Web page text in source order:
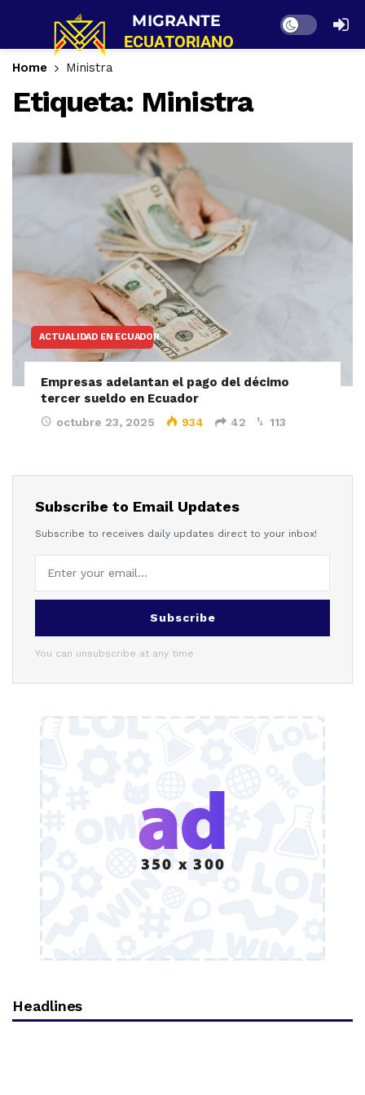
Dark mode
Home Ministra
Etiqueta: Ministra
ACTUALIDAD EN ECUADOR
Empresas adelantan el pago del décimo
tercer sueldo en Ecuador
octubre 23, 2025 934 42 113
Subscribe to Email Updates
Subscribe to receives daily updates direct to your inbox!
Subscribe
You can unsubscribe at any time
Headlines